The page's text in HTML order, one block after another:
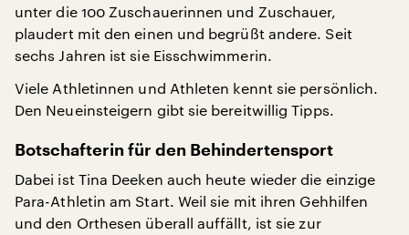
unter die 100 Zuschauerinnen und Zuschauer,
plaudert mit den einen und begrüßt andere. Seit
sechs Jahren ist sie Eisschwimmerin.
Viele Athletinnen und Athleten kennt sie persönlich.
Den Neueinsteigern gibt sie bereitwillig Tipps.
Botschafterin für den Behindertensport
Dabei ist Tina Deeken auch heute wieder die einzige
Para-Athletin am Start. Weil sie mit ihren Gehhilfen
und den Orthesen überall auffällt, ist sie zur